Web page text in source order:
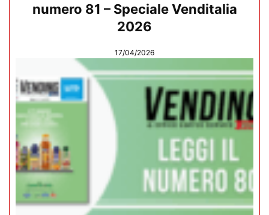
numero 81 – Speciale Venditalia
2026
17/04/2026